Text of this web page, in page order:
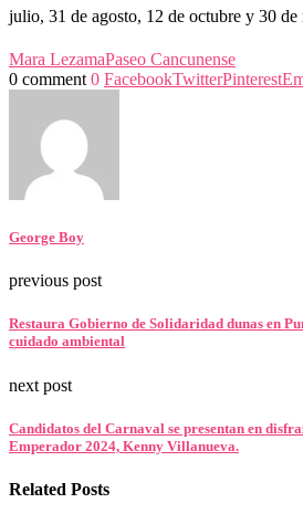
julio, 31 de agosto, 12 de octubre y 30 de
Mara LezamaPaseo Cancunense
0 comment 0 FacebookTwitterPinterest
George Boy
previous post
Restaura Gobierno de Solidaridad dunas en
cuidado ambiental
next post
Candidatos del Carnaval se presentan en
Emperador 2024, Kenny Villanueva.
Related Posts